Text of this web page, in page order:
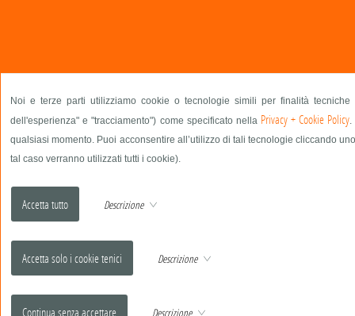
Noi e terze parti utilizziamo cookie o tecnologie simili per finalità
dell'esperienza" e "tracciamento") come specificato nella Privacy + Cookie Policy.
qualsiasi momento. Puoi acconsentire all’utilizzo di tali tecnologie cliccando
tal caso verranno utilizzati tutti i cookie).
Descrizione
Descrizione
Descrizione